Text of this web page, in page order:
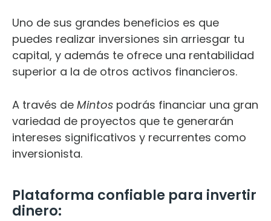
Uno de sus grandes beneficios es que
puedes realizar inversiones sin arriesgar tu
capital, y además te ofrece una rentabilidad
superior a la de otros activos financieros.
A través de Mintos podrás financiar una gran
variedad de proyectos que te generarán
intereses significativos y recurrentes como
inversionista.
Plataforma confiable para invertir
dinero: